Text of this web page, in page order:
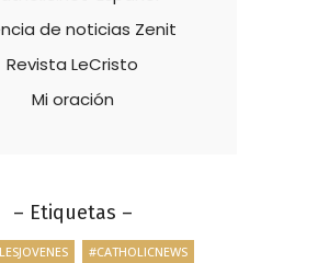
de noticias Zenit
Revista LeCristo
Mi oración
– Etiquetas –
#CATHOLICNEWS